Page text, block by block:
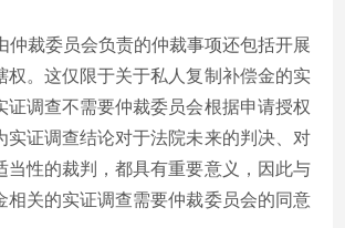
仲裁委员会负责的仲裁事项还包括开展
权。这仅限于关于私人复制补偿金的实
证调查不需要仲裁委员会根据申请授权
实证调查结论对于法院未来的判决、对
当性的裁判，都具有重要意义，因此与
相关的实证调查需要仲裁委员会的同意